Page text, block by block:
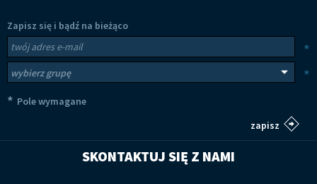
Zapisz się i bądź na bieżąco
Newsletter
*
*
* Pole wymagane
SKONTAKTUJ SIĘ Z NAMI